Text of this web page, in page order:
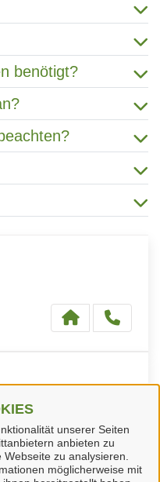
unserer Seiten
anbieten zu
zu analysieren.
möglicherweise mit
benötigt?